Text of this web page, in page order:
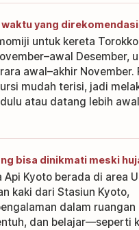
waktu yang
untuk kereta Torokko
Desember,
awal–akhir November.
mudah terisi, jadi
atau datang lebih
bisa dinikmati meski
Api Kyoto berada di area
kaki dari Stasiun Kyoto,
dalam ruangan
dan belajar—seperti